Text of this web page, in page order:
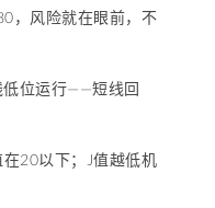
，风险就在眼前，不
低位运行——短线回
在20以下；J值越低机